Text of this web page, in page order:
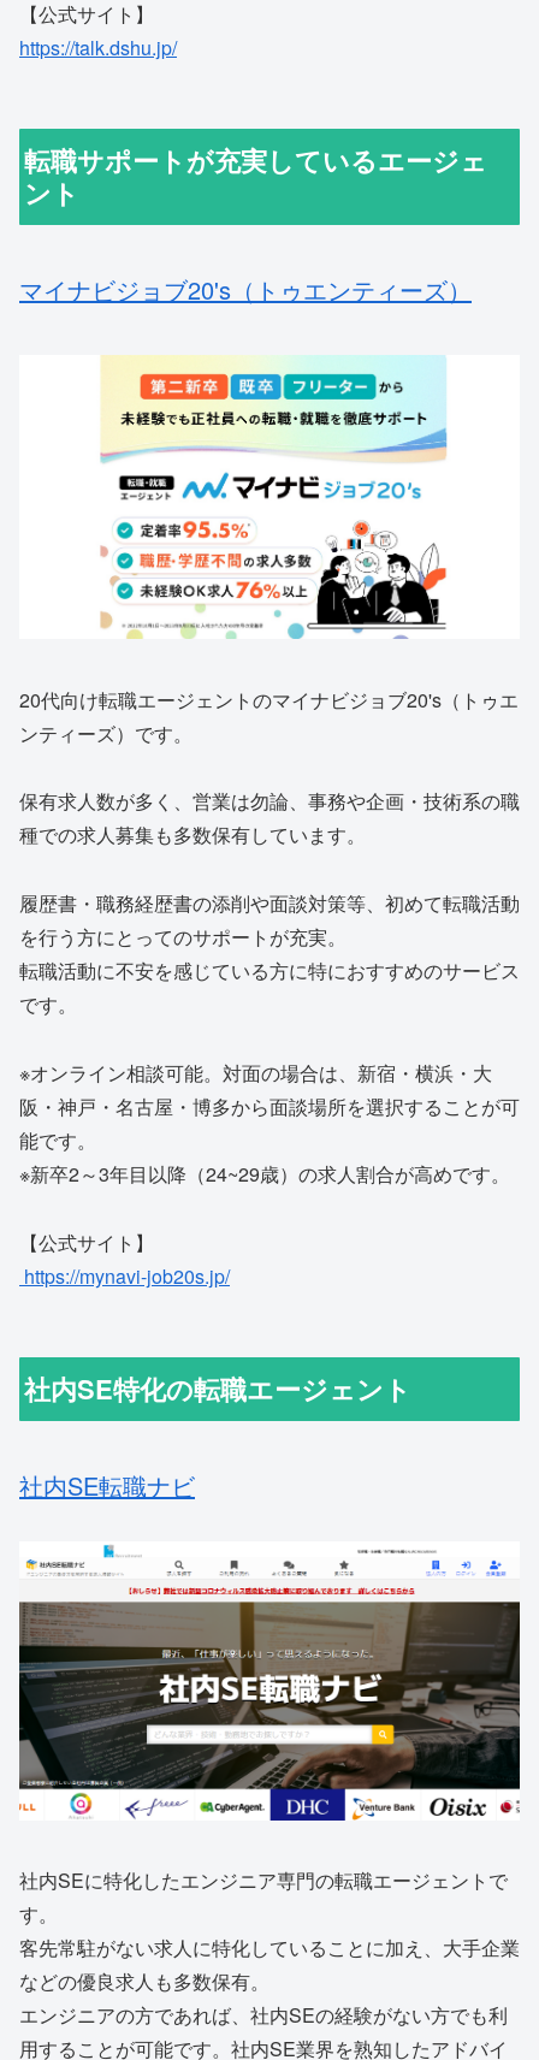
【公式サイト】
https://talk.dshu.jp/
転職サポートが充実しているエージェ
ント
マイナビジョブ20's（トゥエンティーズ）
20代向け転職エージェントのマイナビジョブ20's（トゥエ
ンティーズ）です。
保有求人数が多く、営業は勿論、事務や企画・技術系の職
種での求人募集も多数保有しています。
履歴書・職務経歴書の添削や面談対策等、初めて転職活動
を行う方にとってのサポートが充実。
転職活動に不安を感じている方に特におすすめのサービス
です。
※オンライン相談可能。対面の場合は、新宿・横浜・大
阪・神戸・名古屋・博多から面談場所を選択することが可
能です。
※新卒2～3年目以降（24~29歳）の求人割合が高めです。
【公式サイト】
https://mynavi-job20s.jp/
社内SE特化の転職エージェント
社内SE転職ナビ
社内SEに特化したエンジニア専門の転職エージェントで
す。
客先常駐がない求人に特化していることに加え、大手企業
などの優良求人も多数保有。
エンジニアの方であれば、社内SEの経験がない方でも利
用することが可能です。社内SE業界を熟知したアドバイ